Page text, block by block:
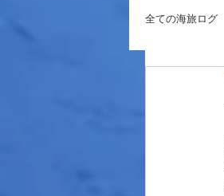
全ての海旅ログ